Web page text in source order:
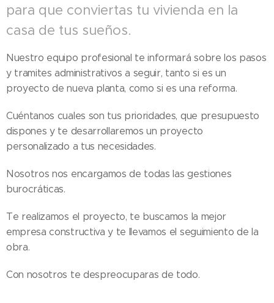
para que conviertas tu vivienda en la
casa de tus sueños.
Nuestro equipo profesional te informará sobre los pasos
y tramites administrativos a seguir, tanto si es un
proyecto de nueva planta, como si es una reforma.
Cuéntanos cuales son tus prioridades, que presupuesto
dispones y te desarrollaremos un proyecto
personalizado a tus necesidades.
Nosotros nos encargamos de todas las gestiones
burocráticas.
Te realizamos el proyecto, te buscamos la mejor
empresa constructiva y te llevamos el seguimiento de la
obra.
Con nosotros te despreocuparas de todo.